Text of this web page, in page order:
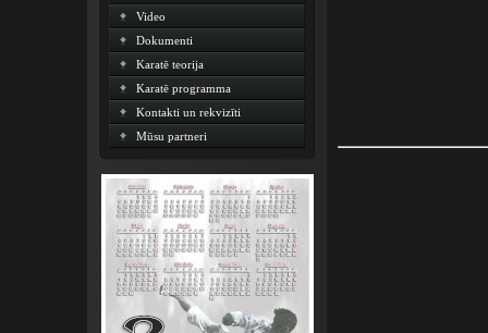
Video
Dokumenti
Karatē teorija
Karatē programma
Kontakti un rekvizīti
Mūsu partneri